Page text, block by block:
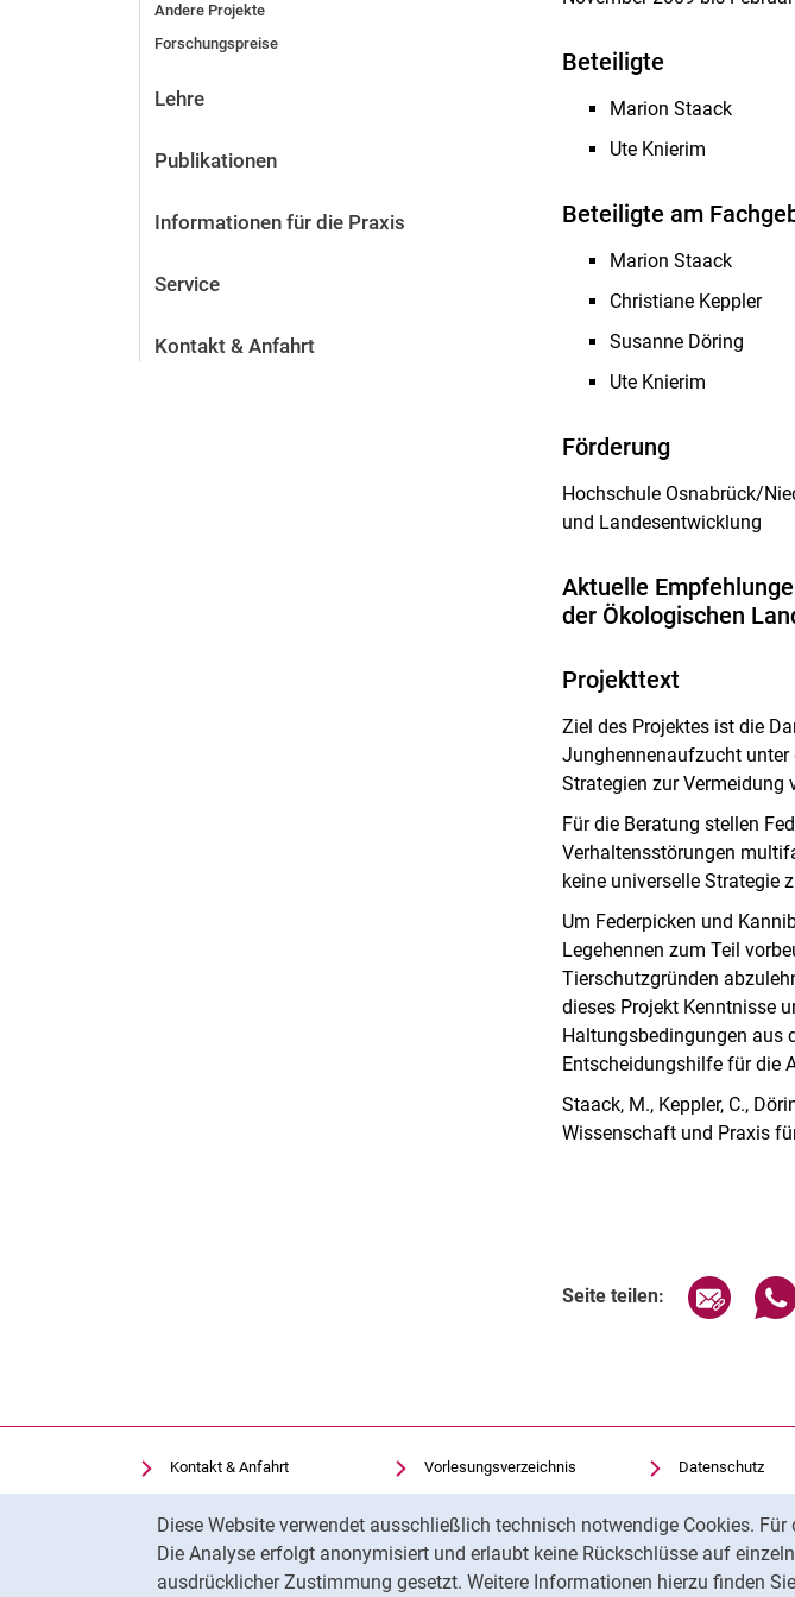
Diese Website verwendet ausschließlich technisch notwendige Cookies.
Die Analyse erfolgt anonymisiert und erlaubt keine Rückschlüsse auf
ausdrücklicher Zustimmung gesetzt. Weitere Informationen hierzu finden
Andere Projekte
Forschungspreise
Lehre
Publikationen
Informationen für die Praxis
Service
Kontakt & Anfahrt
Beteiligte
Marion Staack
Ute Knierim
Beteiligte am
Marion Staack
Christiane Keppler
Susanne Döring
Ute Knierim
Förderung
Hochschule Osnabrück/
und Landesentwicklung
Aktuelle
der Ökologischen
Projekttext
Ziel des Projektes ist die
Junghennenaufzucht
Strategien zur Vermeidung
Für die Beratung stellen
Verhaltensstörungen
keine universelle Strategie
Um Federpicken und
Legehennen zum Teil
Tierschutzgründen
dieses Projekt Kenntnisse
Haltungsbedingungen aus
Entscheidungshilfe für die
Staack, M., Keppler, C.,
Wissenschaft und Praxis
Seite teilen: Seite
Kontakt & Anfahrt
Einrichtungen suchen
Stellenangebote
Cookie-Einstellungen
Vorlesungsverzeichnis
Uni-Bibliothek
Moodle
Panopto
Datenschutz
Barrierefreiheit
Transparenter
Impressum